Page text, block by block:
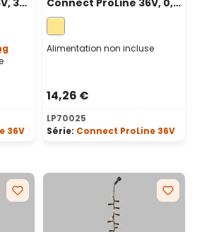
3
36V
Connect ProLine 36V, 0,8
m, 40 maxiled blanc
chaud, câble vert
Alimentation non incluse
14,26 €
LP70025
Série: Connect ProLine 36V